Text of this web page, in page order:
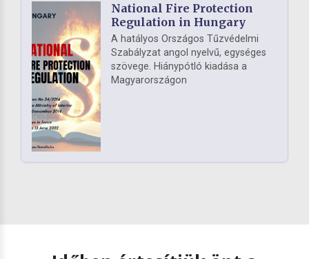
National Fire Protection
Regulation in Hungary
A hatályos Országos Tűzvédelmi
Szabályzat angol nyelvű, egységes
szövege. Hiánypótló kiadása a
Magyarországon